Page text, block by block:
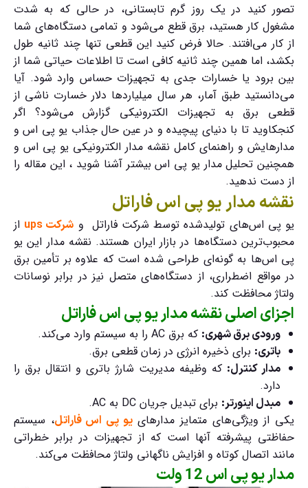
تصور کنید در یک روز گرم تابستانی، در حالی که به شدت
مشغول کار هستید، برق قطع می‌شود و تمامی دستگاه‌های شما
از کار می‌افتند. حالا فرض کنید این قطعی تنها چند ثانیه طول
بکشد، اما همین چند ثانیه کافی است تا اطلاعات حیاتی شما از
بین برود یا خسارات جدی به تجهیزات حساس وارد شود. آیا
می‌دانستید طبق آمار، هر سال میلیاردها دلار خسارت ناشی از
قطعی برق به تجهیزات الکترونیکی گزارش می‌شود؟ اگر
کنجکاوید تا با دنیای پیچیده و در عین حال جذاب یو پی اس و
مدارهایش و راهنمای کامل نقشه مدار الکترونیکی یو پی اس و
همچنین تحلیل مدار یو پی اس بیشتر آشنا شوید ، این مقاله را
از دست ندهید.
نقشه مدار یو پی اس فاراتل
یو پی اس‌های تولیدشده توسط شرکت فاراتل و شرکت ups
از
محبوب‌ترین دستگاه‌ها در بازار ایران هستند. نقشه مدار این یو
پی اس‌ها به گونه‌ای طراحی شده است که علاوه بر تأمین برق
در مواقع اضطراری، از دستگاه‌های متصل نیز در برابر نوسانات
ولتاژ محافظت کند.
اجزای اصلی نقشه مدار یو پی اس فاراتل
ورودی برق شهری: که برق AC را به سیستم وارد می‌کند.
باتری: برای ذخیره انرژی در زمان قطعی برق.
مدار کنترل: که وظیفه مدیریت شارژ باتری و انتقال برق را
دارد.
مبدل اینورتر: برای تبدیل جریان DC به AC.
یکی از ویژگی‌های متمایز مدارهاییو پی اس فاراتل، سیستم
حفاظتی پیشرفته آنها است که از تجهیزات در برابر خطراتی
مانند اتصال کوتاه و افزایش ناگهانی ولتاژ محافظت می‌کند.
مدار یو پی اس 12 ولت